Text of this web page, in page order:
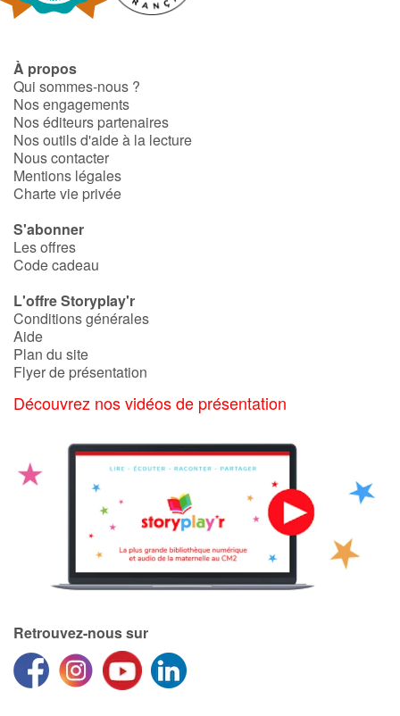
À propos
Qui sommes-nous ?
Nos engagements
Nos éditeurs partenaires
Nos outils d'aide à la lecture
Nous contacter
Mentions légales
Charte vie privée
S'abonner
Les offres
Code cadeau
L'offre Storyplay'r
Conditions générales
Aide
Plan du site
Flyer de présentation
Découvrez nos vidéos de présentation
Retrouvez-nous sur